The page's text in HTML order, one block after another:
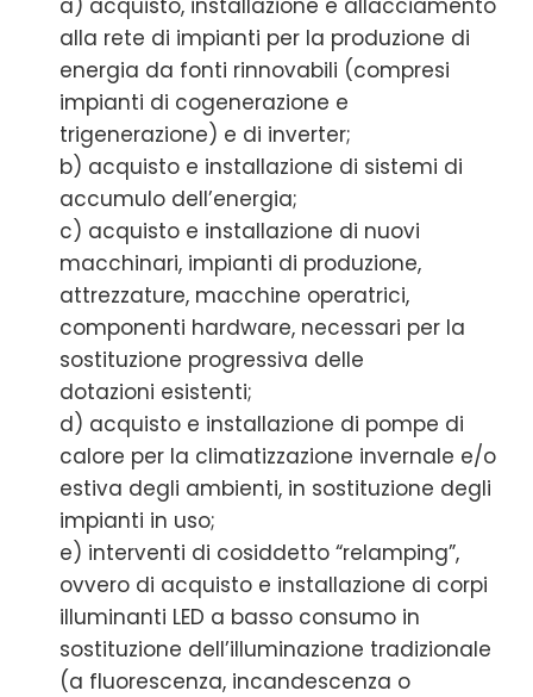
a) acquisto, installazione e allacciamento
alla rete di impianti per la produzione di
energia da fonti rinnovabili (compresi
impianti di cogenerazione e
trigenerazione) e di inverter;
b) acquisto e installazione di sistemi di
accumulo dell’energia;
c) acquisto e installazione di nuovi
macchinari, impianti di produzione,
attrezzature, macchine operatrici,
componenti hardware, necessari per la
sostituzione progressiva delle
dotazioni esistenti;
d) acquisto e installazione di pompe di
calore per la climatizzazione invernale e/o
estiva degli ambienti, in sostituzione degli
impianti in uso;
e) interventi di cosiddetto “relamping”,
ovvero di acquisto e installazione di corpi
illuminanti LED a basso consumo in
sostituzione dell’illuminazione tradizionale
(a fluorescenza, incandescenza o